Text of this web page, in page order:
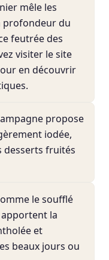
mêle les
profondeur du
feutrée des
visiter le site
en découvrir
propose
iodée,
desserts fruités
le soufflé
la
et
beaux jours ou